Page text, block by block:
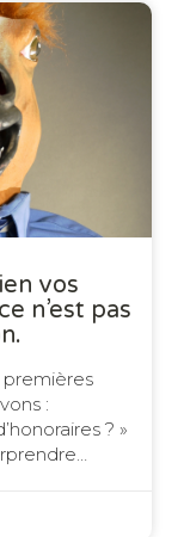
vos
n’est pas
premières
:
? »